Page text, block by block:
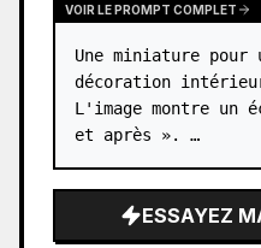
VOIR LE PROMPT COMPLET
Une miniature pour
décoration
L'image montre un
et après ». …
ESSAYEZ